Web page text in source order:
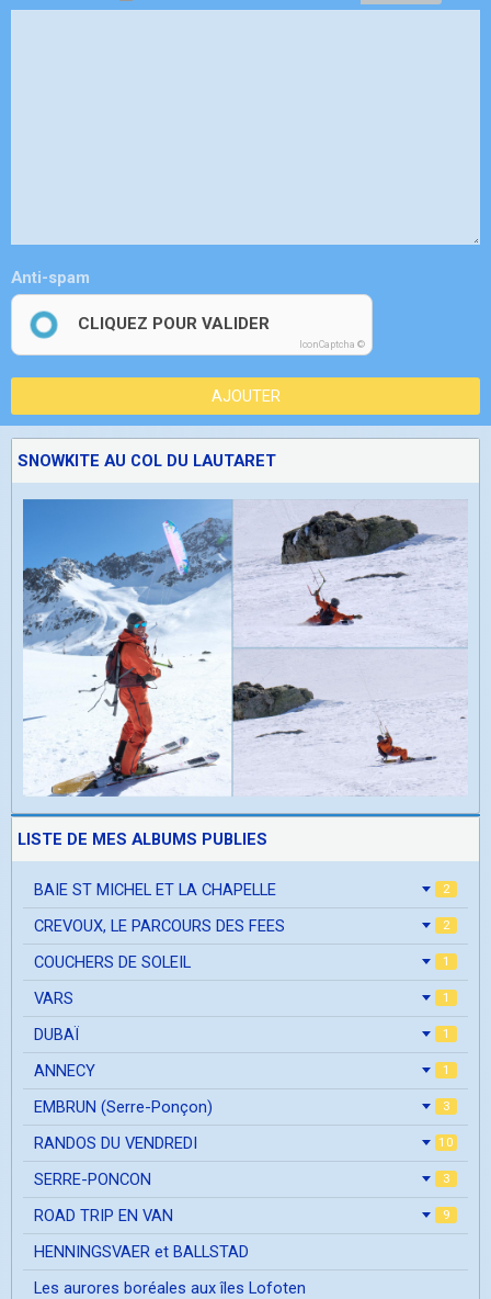
Anti-spam
CLIQUEZ POUR VALIDER
IconCaptcha ©
AJOUTER
SNOWKITE AU COL DU LAUTARET
LISTE DE MES ALBUMS PUBLIES
BAIE ST MICHEL ET LA CHAPELLE 2
CREVOUX, LE PARCOURS DES FEES 2
COUCHERS DE SOLEIL 1
VARS 1
DUBAÏ 1
ANNECY 1
EMBRUN (Serre-Ponçon) 3
RANDOS DU VENDREDI 10
SERRE-PONCON 3
ROAD TRIP EN VAN 9
HENNINGSVAER et BALLSTAD
Les aurores boréales aux îles Lofoten